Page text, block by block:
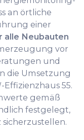
an örtliche
einer
alle Neubauten
vor
und
die Umsetzung
55.
gemäß
festgelegt,